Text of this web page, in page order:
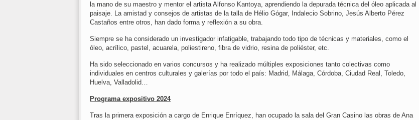
la mano de su maestro y mentor el artista Alfonso Kantoya, aprendiendo la depurada técnica del óleo aplicada al
paisaje. La amistad y consejos de artistas de la talla de Hélio Gógar, Indalecio Sobrino, Jesús Alberto Pérez
Castaños entre otros, han dado forma y reflexión a su obra.
Siempre se ha considerado un investigador infatigable, trabajando todo tipo de técnicas y materiales, como el
óleo, acrílico, pastel, acuarela, poliestireno, fibra de vidrio, resina de poliéster, etc.
Ha sido seleccionado en varios concursos y ha realizado múltiples exposiciones tanto colectivas como
individuales en centros culturales y galerías por todo el país: Madrid, Málaga, Córdoba, Ciudad Real, Toledo,
Huelva, Valladolid…
Programa expositivo 2024
Tras la primera exposición a cargo de Enrique Enríquez, han ocupado la sala del Gran Casino las obras de Ana